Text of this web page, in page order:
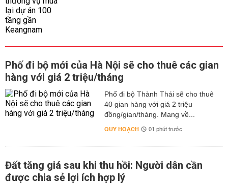
Phố đi bộ mới của Hà Nội sẽ cho thuê các gian
hàng với giá 2 triệu/tháng
Phố đi bộ Thành Thái sẽ cho thuê
40 gian hàng với giá 2 triệu
đồng/gian/tháng. Mang về...
QUY HOẠCH 01 phút trước
Đất tăng giá sau khi thu hồi: Người dân cần
được chia sẻ lợi ích hợp lý